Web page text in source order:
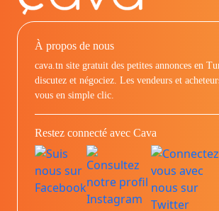
À propos de nous
cava.tn site gratuit des petites annonces en
discutez et négociez. Les vendeurs et
vous en simple clic.
Restez connecté avec Cava